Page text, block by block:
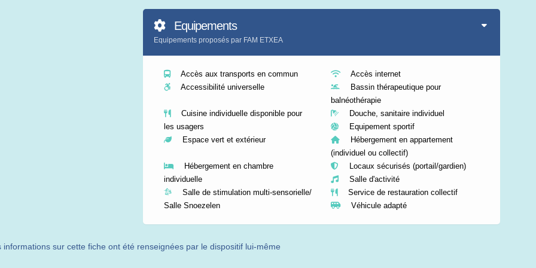
Equipements
Equipements proposés par FAM ETXEA
Accès aux transports en commun
Accès internet
Accessibilité universelle
Bassin thérapeutique pour
balnéothérapie
Cuisine individuelle disponible pour
les usagers
Douche, sanitaire individuel
Equipement sportif
Espace vert et extérieur
Hébergement en appartement
(individuel ou collectif)
Hébergement en chambre
individuelle
Locaux sécurisés (portail/gardien)
Salle d'activité
Salle de stimulation multi-sensorielle/
Salle Snoezelen
Service de restauration collectif
Véhicule adapté
informations sur cette fiche ont été renseignées par le dispositif lui-même